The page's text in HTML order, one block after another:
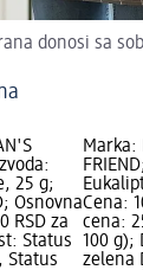
donosi sa
25 g;
Osnovna
RSD za
Status
Status
Marka:
Cena:
cena:
100 g);
zelena